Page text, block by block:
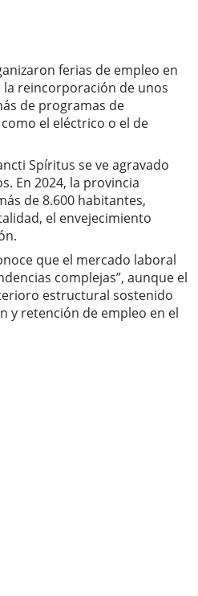
ferias de empleo en
reincorporación de unos
de programas de
el eléctrico o el de
Spíritus se ve agravado
En 2024, la provincia
de 8.600 habitantes,
el envejecimiento
que el mercado laboral
complejas”, aunque el
estructural sostenido
y retención de empleo en el